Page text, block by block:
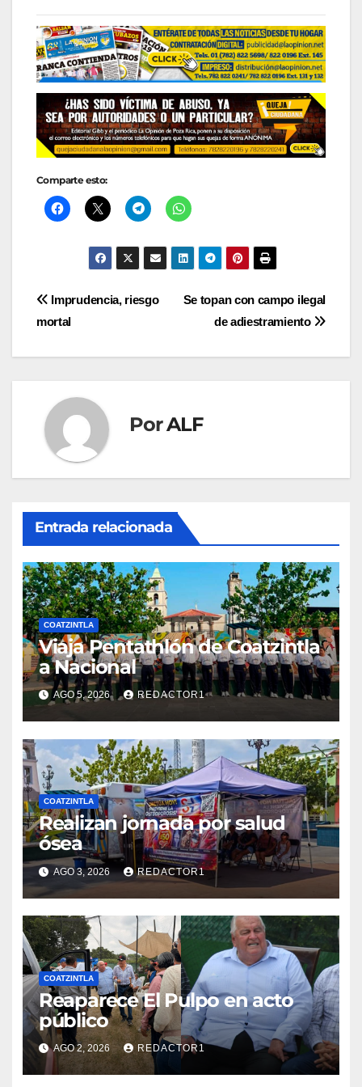
Comparte esto:
Navegación
Se topan con campo ilegal
de adiestramiento
Imprudencia, riesgo
mortal
PorALF
Entrada relacionada
COATZINTLA
Viaja Pentathlón de Coatzintla
a Nacional
AGO 5, 2026 REDACTOR1
COATZINTLA
Realizan jornada por salud
ósea
AGO 3, 2026 REDACTOR1
COATZINTLA
Reaparece El Pulpo en acto
público
AGO 2, 2026 REDACTOR1